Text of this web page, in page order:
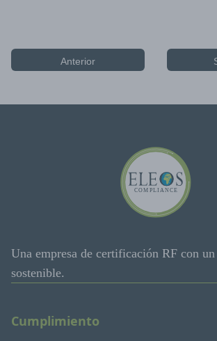
Anterior
Una empresa de certificación RF con
sostenible.
Cumplimiento